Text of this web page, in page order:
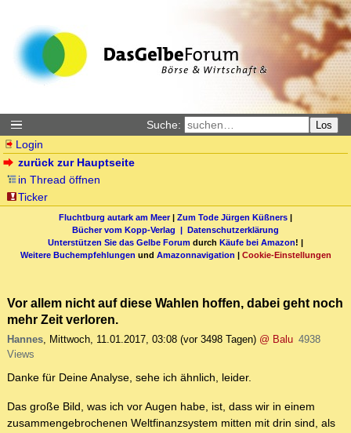
Suche: Los
Login
zurück zur Hauptseite
in Thread öffnen
Ticker
Fluchtburg autark am Meer| Zum Tode Jürgen Küßners |
Bücher vom Kopp-Verlag | Datenschutzerklärung
Unterstützen Sie das Gelbe Forum durch Käufe bei Amazon! |
Weitere Buchempfehlungen und Amazonnavigation | Cookie-Einstellungen
Vor allem nicht auf diese Wahlen hoffen, dabei geht noch
mehr Zeit verloren.
Hannes, Mittwoch, 11.01.2017, 03:08 (vor 3498 Tagen) @ Balu 4938
Views
Danke für Deine Analyse, sehe ich ähnlich, leider.
Das große Bild, was ich vor Augen habe, ist, dass wir in einem
zusammengebrochenen Weltfinanzsystem mitten mit drin sind, als